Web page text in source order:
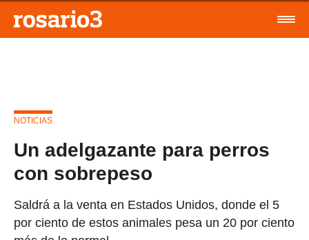
NOTICIAS
Un adelgazante para perros
con sobrepeso
Saldrá a la venta en Estados Unidos, donde el 5
por ciento de estos animales pesa un 20 por ciento